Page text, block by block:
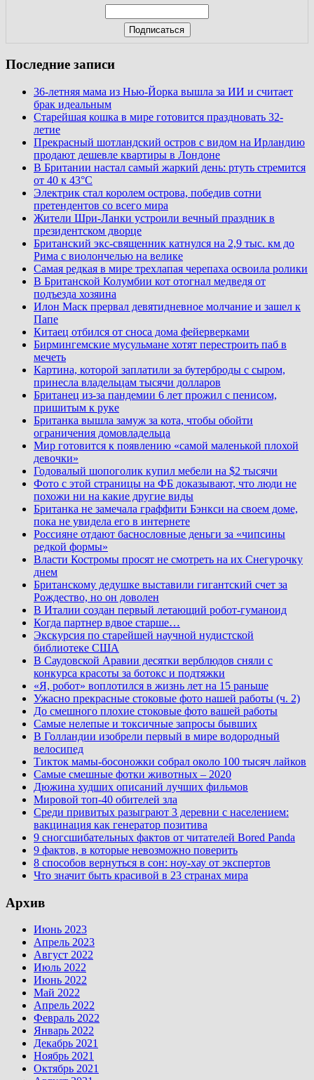
Последние записи
36-летняя мама из Нью-Йорка вышла за ИИ и считает
брак идеальным
Старейшая кошка в мире готовится праздновать 32-
летие
Прекрасный шотландский остров с видом на Ирландию
продают дешевле квартиры в Лондоне
В Британии настал самый жаркий день: ртуть стремится
от 40 к 43°C
Электрик стал королем острова, победив сотни
претендентов со всего мира
Жители Шри-Ланки устроили вечный праздник в
президентском дворце
Британский экс-священник катнулся на 2,9 тыс. км до
Рима с виолончелью на велике
Самая редкая в мире трехлапая черепаха освоила ролики
В Британской Колумбии кот отогнал медведя от
подъезда хозяина
Илон Маск прервал девятидневное молчание и зашел к
Папе
Китаец отбился от сноса дома фейерверками
Бирмингемские мусульмане хотят перестроить паб в
мечеть
Картина, которой заплатили за бутерброды с сыром,
принесла владельцам тысячи долларов
Британец из-за пандемии 6 лет прожил с пенисом,
пришитым к руке
Британка вышла замуж за кота, чтобы обойти
ограничения домовладельца
Мир готовится к появлению «самой маленькой плохой
девочки»
Годовалый шопоголик купил мебели на $2 тысячи
Фото с этой страницы на ФБ доказывают, что люди не
похожи ни на какие другие виды
Британка не замечала граффити Бэнкси на своем доме,
пока не увидела его в интернете
Россияне отдают баснословные деньги за «чипсины
редкой формы»
Власти Костромы просят не смотреть на их Снегурочку
днем
Британскому дедушке выставили гигантский счет за
Рождество, но он доволен
В Италии создан первый летающий робот-гуманоид
Когда партнер вдвое старше…
Экскурсия по старейшей научной нудистской
библиотеке США
В Саудовской Аравии десятки верблюдов сняли с
конкурса красоты за ботокс и подтяжки
«Я, робот» воплотился в жизнь лет на 15 раньше
Ужасно прекрасные стоковые фото нашей работы (ч. 2)
До смешного плохие стоковые фото вашей работы
Самые нелепые и токсичные запросы бывших
В Голландии изобрели первый в мире водородный
велосипед
Тикток мамы-босоножки собрал около 100 тысяч лайков
Самые смешные фотки животных – 2020
Дюжина худших описаний лучших фильмов
Мировой топ-40 обителей зла
Среди привитых разыграют 3 деревни с населением:
вакцинация как генератор позитива
9 сногсшибательных фактов от читателей Bored Panda
9 фактов, в которые невозможно поверить
8 способов вернуться в сон: ноу-хау от экспертов
Что значит быть красивой в 23 странах мира
Архив
Июнь 2023
Апрель 2023
Август 2022
Июль 2022
Июнь 2022
Май 2022
Апрель 2022
Февраль 2022
Январь 2022
Декабрь 2021
Ноябрь 2021
Октябрь 2021